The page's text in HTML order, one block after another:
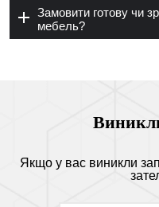
Замовити готову чи
мебель?
Якщо у вас виникли